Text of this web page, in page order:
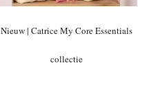
Nieuw | Catrice My Core Essentials
collectie